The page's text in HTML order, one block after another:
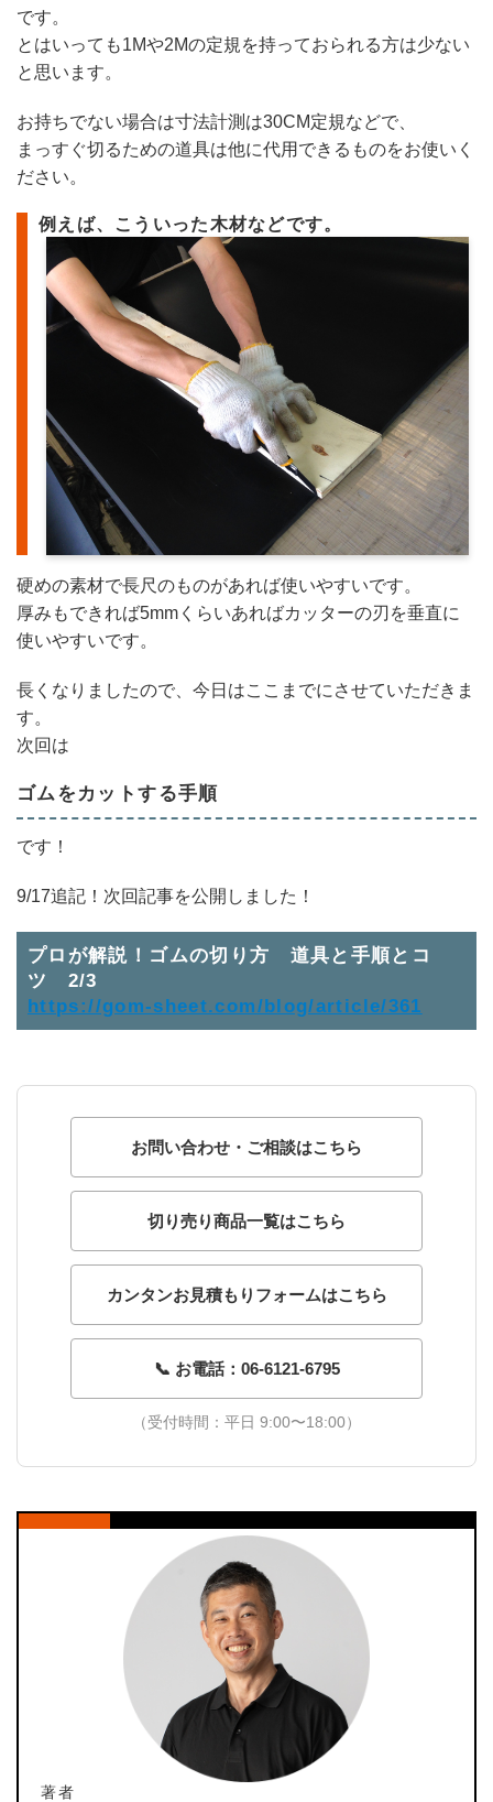
です。
とはいっても1Mや2Mの定規を持っておられる方は少ない
と思います。
お持ちでない場合は寸法計測は30CM定規などで、
まっすぐ切るための道具は他に代用できるものをお使いく
ださい。
例えば、こういった木材などです。
硬めの素材で長尺のものがあれば使いやすいです。
厚みもできれば5mmくらいあればカッターの刃を垂直に
使いやすいです。
長くなりましたので、今日はここまでにさせていただきま
す。
次回は
ゴムをカットする手順
です！
9/17追記！次回記事を公開しました！
プロが解説！ゴムの切り方 道具と手順とコ
ツ 2/3
https://gom-sheet.com/blog/article/361
お問い合わせ・ご相談はこちら
切り売り商品一覧はこちら
カンタンお見積もりフォームはこちら
📞 お電話：06-6121-6795
（受付時間：平日 9:00〜18:00）
著者